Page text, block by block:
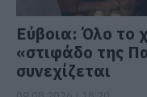
Εύβοια: Όλο το
«στιφάδο της
συνεχίζεται